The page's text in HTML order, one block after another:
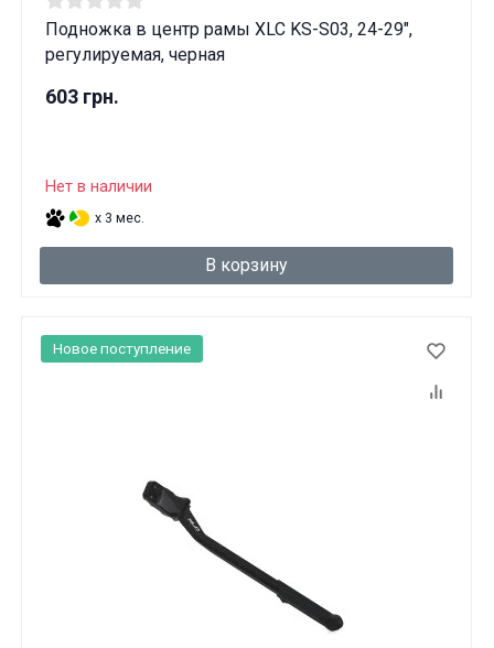
Подножка в центр рамы XLC KS-S03, 24-29",
регулируемая, черная
603 грн.
Нет в наличии
x 3 мес.
В корзину
Новое поступление
Данные товары продаются лицам,
достигшим 18 лет!